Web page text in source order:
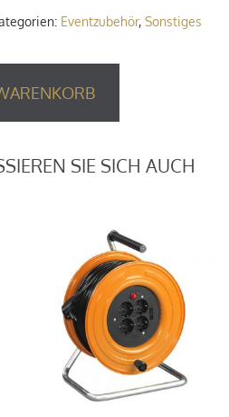
Eventzubehör, Sonstiges
SIE SICH AUCH